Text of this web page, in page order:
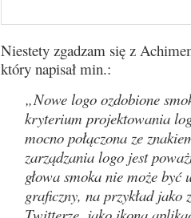
Niestety zgadzam się z
który napisał min.:
„Nowe logo ozdobione
kryterium projektowania
mocno połączona ze
zarządzania logo jest
głowa smoka nie może
graficzny, na przykład